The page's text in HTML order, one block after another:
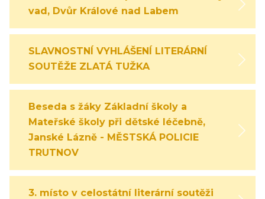
vad, Dvůr Králové nad Labem
SLAVNOSTNÍ VYHLÁŠENÍ LITERÁRNÍ
SOUTĚŽE ZLATÁ TUŽKA
Beseda s žáky Základní školy a
Mateřské školy při dětské léčebně,
Janské Lázně - MĚSTSKÁ POLICIE
TRUTNOV
3. místo v celostátní literární soutěži